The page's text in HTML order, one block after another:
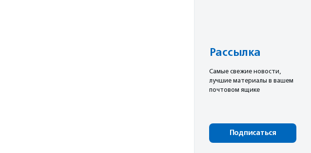
Рассылка
Cамые свежие новости,
лучшие материалы в вашем
почтовом ящике
Подписаться